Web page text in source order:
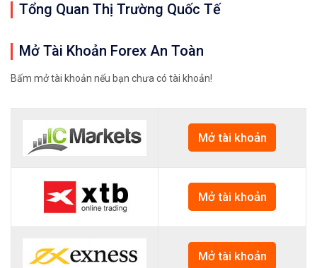
Tổng Quan Thị Trường Quốc Tế
Mở Tài Khoản Forex An Toàn
Bấm mở tài khoản nếu bạn chưa có tài khoản!
Mở tài khoản
Mở tài khoản
Mở tài khoản